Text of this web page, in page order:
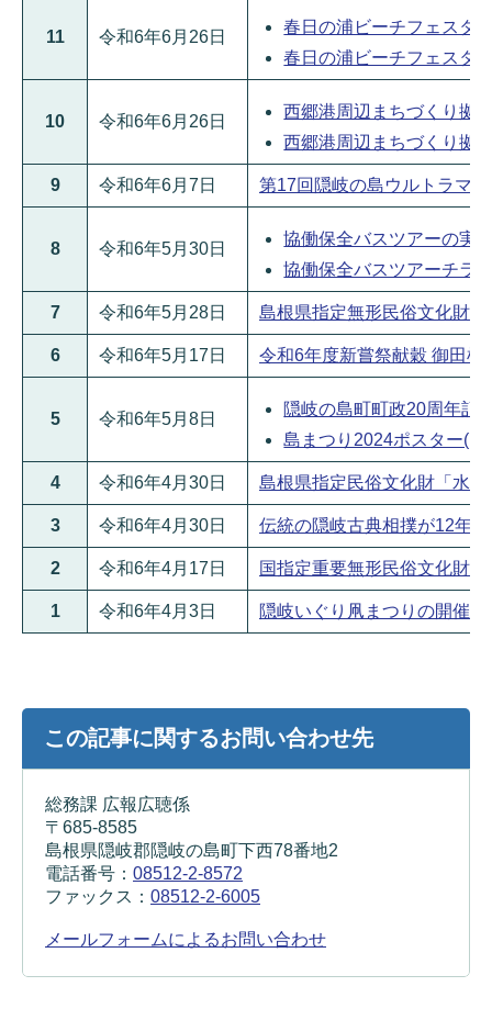
11 令和6年6月26日
春日の浦ビーチフェスタ
春日の浦ビーチフェスタ
10 令和6年6月26日
西郷港周辺まちづくり拠
西郷港周辺まちづくり拠
9 令和6年6月7日 第17回隠岐の島ウルトラマ
8 令和6年5月30日
協働保全バスツアーの実
協働保全バスツアーチラ
7 令和6年5月28日 島根県指定無形民俗文化財
6 令和6年5月17日 令和6年度新嘗祭献穀 御田
5 令和6年5月8日
隠岐の島町町政20周年記
島まつり2024ポスター
4 令和6年4月30日 島根県指定民俗文化財「水
3 令和6年4月30日 伝統の隠岐古典相撲が12年
2 令和6年4月17日 国指定重要無形民俗文化財
1 令和6年4月3日 隠岐いぐり凧まつりの開催
この記事に関するお問い合わせ先
総務課 広報広聴係
〒685-8585
島根県隠岐郡隠岐の島町下西78番地2
電話番号： 08512-2-8572
ファックス： 08512-2-6005
メールフォームによるお問い合わせ